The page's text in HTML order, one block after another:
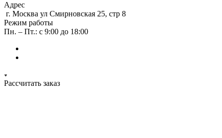
Адрес
г. Москва ул Смирновская 25, стр 8
Режим работы
Пн. – Пт.: с 9:00 до 18:00
Рассчитать заказ